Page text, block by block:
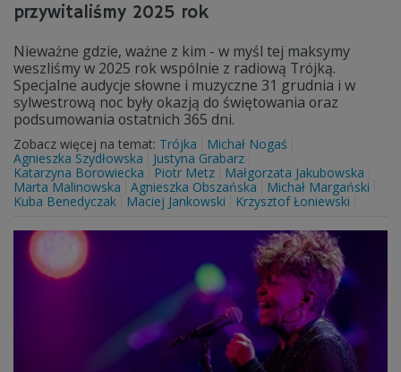
przywitaliśmy 2025 rok
Nieważne gdzie, ważne z kim - w myśl tej maksymy
weszliśmy w 2025 rok wspólnie z radiową Trójką.
Specjalne audycje słowne i muzyczne 31 grudnia i w
sylwestrową noc były okazją do świętowania oraz
podsumowania ostatnich 365 dni.
Zobacz więcej na temat: Trójka
Michał Nogaś
Agnieszka Szydłowska
Justyna Grabarz
Katarzyna Borowiecka
Piotr Metz
Małgorzata Jakubowska
Marta Malinowska
Agnieszka Obszańska
Michał Margański
Kuba Benedyczak
Maciej Jankowski Krzysztof Łoniewski